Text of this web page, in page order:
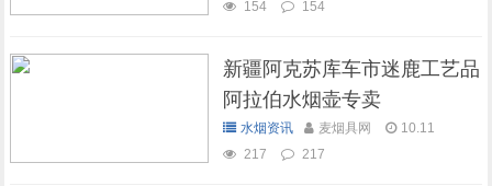
154
154
新疆阿克苏库车市迷鹿工艺品
阿拉伯水烟壶专卖
水烟资讯 麦烟具网
10.11
217
217